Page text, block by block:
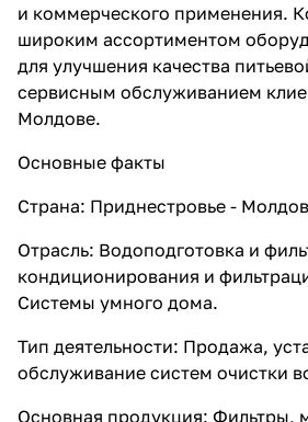
и коммерческого применения.
широким ассортиментом
для улучшения качества
сервисным обслуживанием
Молдове.
Основные факты
Страна: Приднестровье -
Отрасль: Водоподготовка и
кондиционирования и
Системы умного дома.
Тип деятельности: Продажа,
обслуживание систем очистки
Основная продукция: Фильтры,